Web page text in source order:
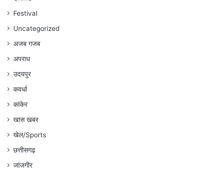
अंकित
गौरहाFestival
Uncategorized
अजब गजब
अपराध
उदयपुर
कवर्धा
कांकेर
खास खबर
खेल/Sports
छत्तीसगढ़
जांजगीर